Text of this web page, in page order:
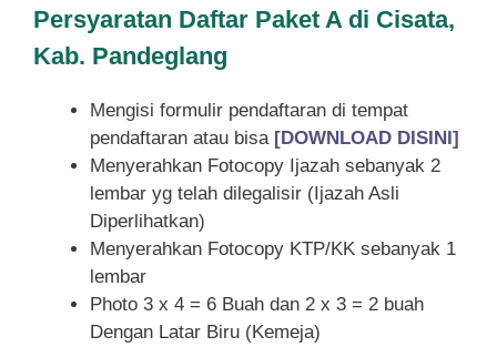
Persyaratan Daftar Paket A di Cisata,
Kab. Pandeglang
Mengisi formulir pendaftaran di tempat
pendaftaran atau bisa [DOWNLOAD DISINI]
Menyerahkan Fotocopy Ijazah sebanyak 2
lembar yg telah dilegalisir (Ijazah Asli
Diperlihatkan)
Menyerahkan Fotocopy KTP/KK sebanyak 1
lembar
Photo 3 x 4 = 6 Buah dan 2 x 3 = 2 buah
Dengan Latar Biru (Kemeja)